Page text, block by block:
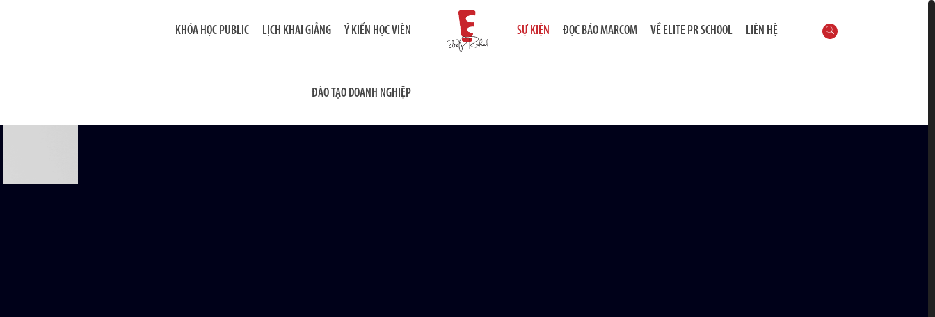
KHÓA HỌC PUBLIC LỊCH KHAI GIẢNG Ý KIẾN HỌC VIÊN
ĐÀO TẠO DOANH NGHIỆP
SỰ KIỆN ĐỌC BÁO MARCOM VỀ ELITE PR SCHOOL LIÊN HỆ